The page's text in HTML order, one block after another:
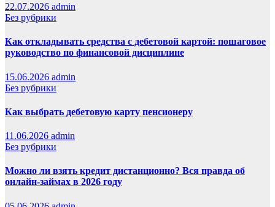
22.07.2026 admin
Без рубрики
Как откладывать средства с дебетовой картой: пошаговое
руководство по финансовой дисциплине
15.06.2026 admin
Без рубрики
Как выбрать дебетовую карту пенсионеру
11.06.2026 admin
Без рубрики
Можно ли взять кредит дистанционно? Вся правда об
онлайн-займах в 2026 году